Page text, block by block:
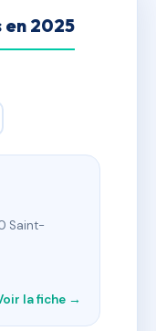
en 2025
Saint-
la fiche →